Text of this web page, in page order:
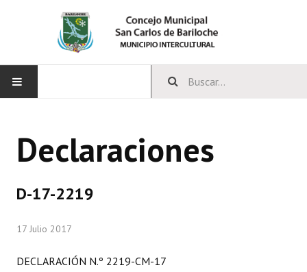
CONCEJO
Comisiones Especiales
Declaraciones
D-17-2219
17 Julio 2017
DECLARACIÓN N.º 2219-CM-17